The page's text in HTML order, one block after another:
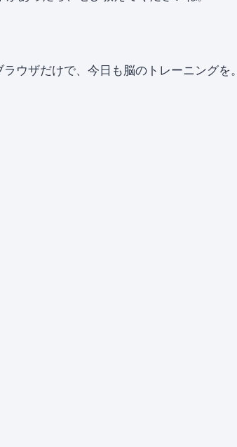
ウザだけで、今日も脳のトレーニングを。